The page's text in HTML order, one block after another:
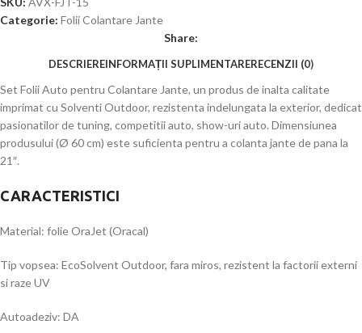
Categorie: Folii Colantare Jante
Share:
DESCRIEREINFORMAȚII SUPLIMENTARERECENZII (0)
Set Folii Auto pentru Colantare Jante, un produs de inalta calitate
imprimat cu Solventi Outdoor, rezistenta indelungata la exterior, dedicat
pasionatilor de tuning, competitii auto, show-uri auto. Dimensiunea
produsului (Ø 60 cm) este suficienta pentru a colanta jante de pana la
21″.
CARACTERISTICI
Material: folie OraJet (Oracal)
Tip vopsea: EcoSolvent Outdoor, fara miros, rezistent la factorii externi
si raze UV
Autoadeziv: DA